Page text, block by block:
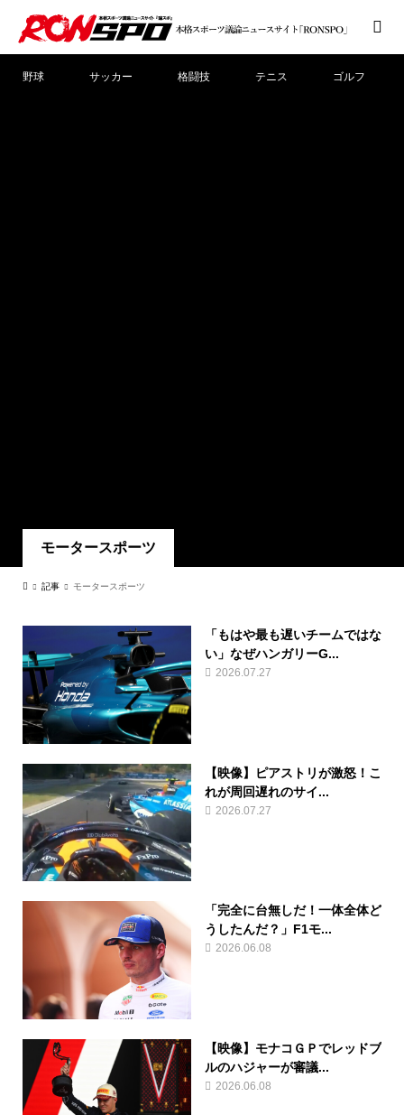
野球 サッカー 格闘技 テニス ゴルフ
モータースポーツ
記事 モータースポーツ
「もはや最も遅いチームではな
い」なぜハンガリーG...
2026.07.27
【映像】ピアストリが激怒！こ
れが周回遅れのサイ...
2026.07.27
「完全に台無しだ！一体全体ど
うしたんだ？」F1モ...
2026.06.08
【映像】モナコＧＰでレッドブ
ルのハジャーが審議...
2026.06.08